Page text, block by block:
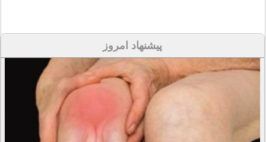
پیشنهاد امروز